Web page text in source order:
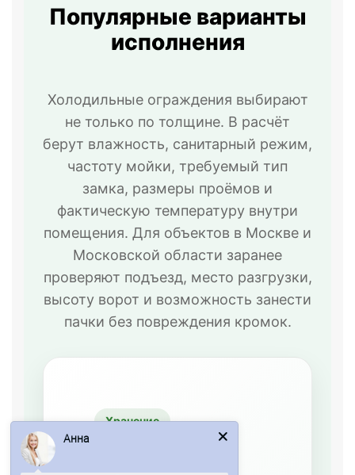
Популярные варианты
исполнения
Холодильные ограждения выбирают
не только по толщине. В расчёт
берут влажность, санитарный режим,
частоту мойки, требуемый тип
замка, размеры проёмов и
фактическую температуру внутри
помещения. Для объектов в Москве и
Московской области заранее
проверяют подъезд, место разгрузки,
высоту ворот и возможность занести
пачки без повреждения кромок.
Хранение
Анна